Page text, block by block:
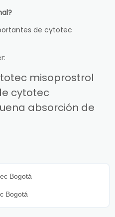
de cytotec
misoprostrol
cytotec
absorción de
Bogotá